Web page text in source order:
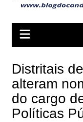
Distritais
alteram
do cargo
Políticas